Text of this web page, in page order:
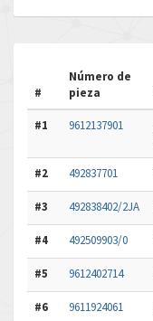
#
Número de
pieza
#1 9612137901
#2 492837701
#3 492838402/2JA
#4 492509903/0
#5 9612402714
#6 9611924061